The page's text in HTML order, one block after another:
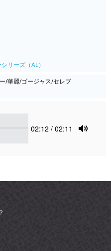
リーズ（AL）
/華麗/ゴージャス/セレブ
Current
02:12 / 02:11